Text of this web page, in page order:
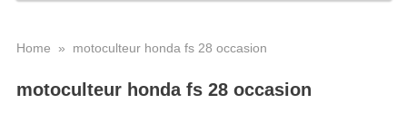
Home » motoculteur honda fs 28 occasion
motoculteur honda fs 28 occasion